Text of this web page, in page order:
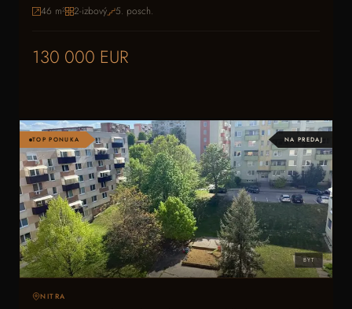
46 m² 2-izbový 5. posch.
130 000 EUR
TOP PONUKA NA PREDAJ
BYT
NITRA